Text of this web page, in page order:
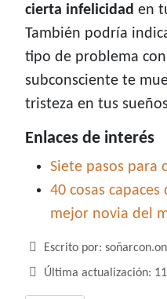
cierta infelicidad en
También podría
tipo de problema
subconsciente te
tristeza en tus
Enlaces de interés
Siete pasos para
40 cosas
mejor novia del
Detalles
Escrito por:
Última actualización: